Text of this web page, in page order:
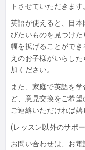
トさせていただきます
英語が使えると、日本
びたいものを見つけた
幅を拡げることがで
えのお子様がいらした
加ください。
また、家庭で英語を
ど、 意見交換をご希望
ご連絡いただければ嬉
(レッスン以外のサポ
お問い合わせは、 お電